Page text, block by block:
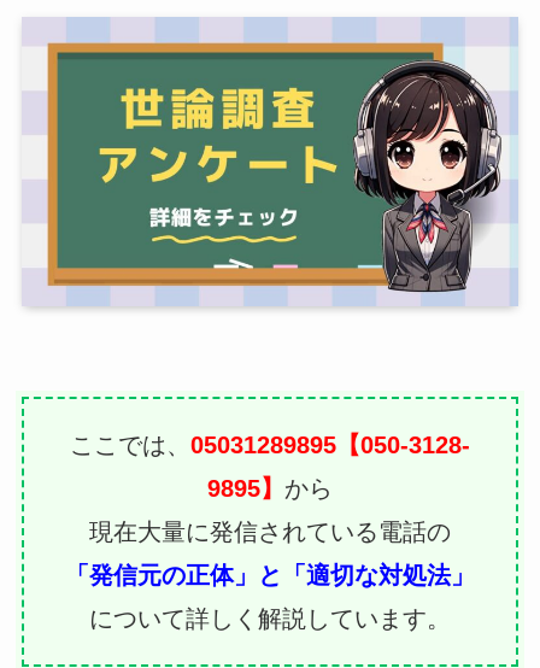
ここでは、 05031289895【050-3128-
9895】 から
現在大量に発信されている電話の
「発信元の正体」と「適切な対処法」
について詳しく解説しています。